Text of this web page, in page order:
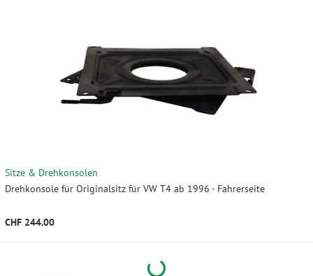
Sitze & Drehkonsolen
Drehkonsole für Originalsitz für VW T4 ab 1996 - Fahrerseite
CHF 244.00
Loading...